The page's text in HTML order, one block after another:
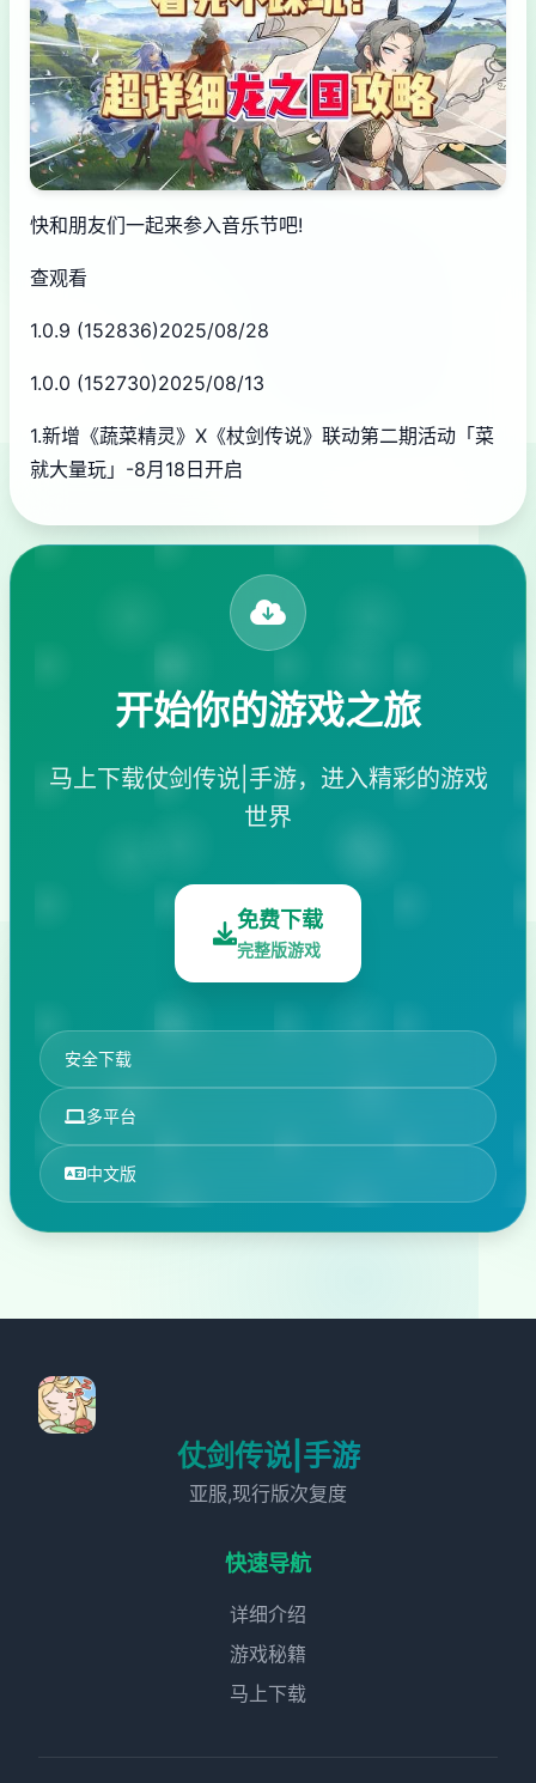
快和朋友们一起来参入音乐节吧!
查观看
1.0.9 (152836)2025/08/28
1.0.0 (152730)2025/08/13
1.新增《蔬菜精灵》X《杖剑传说》联动第二期活动「菜
就大量玩」-8月18日开启
开始你的游戏之旅
马上下载仗剑传说|手游，进入精彩的游戏
世界
免费下载
完整版游戏
安全下载
多平台
中文版
仗剑传说|手游
亚服,现行版次复度
快速导航
详细介绍
游戏秘籍
马上下载